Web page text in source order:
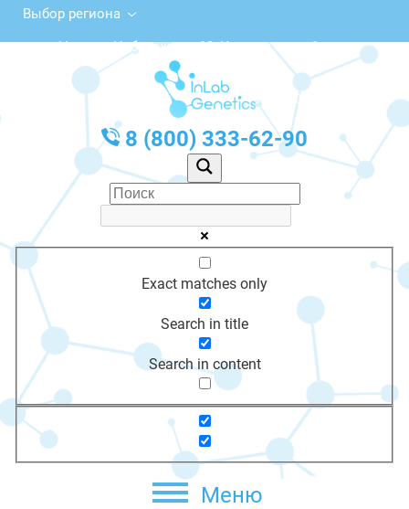
Выбор региона
ул. Нижняя Набережная, 10, Иркутск, этаж 1
с 10:00 до 20:00
График работы: Пн-Пт с 10:00 до 20:00
8 (800) 333-62-90
Exact matches only
Search in title
Search in content
Меню